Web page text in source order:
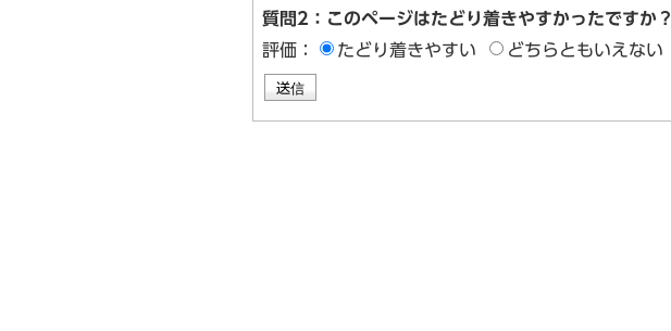
質問2：このページはたどり着きやすかったですか？
評価：
たどり着きやすい どちらともいえない